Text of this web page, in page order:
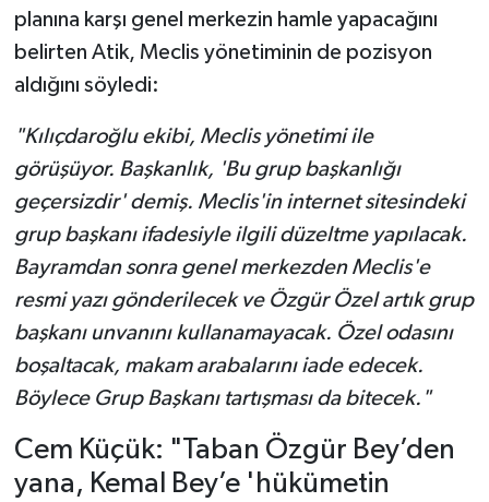
planına karşı genel merkezin hamle yapacağını
belirten Atik, Meclis yönetiminin de pozisyon
aldığını söyledi:
"Kılıçdaroğlu ekibi, Meclis yönetimi ile
görüşüyor. Başkanlık, 'Bu grup başkanlığı
geçersizdir' demiş. Meclis'in internet sitesindeki
grup başkanı ifadesiyle ilgili düzeltme yapılacak.
Bayramdan sonra genel merkezden Meclis'e
resmi yazı gönderilecek ve Özgür Özel artık grup
başkanı unvanını kullanamayacak. Özel odasını
boşaltacak, makam arabalarını iade edecek.
Böylece Grup Başkanı tartışması da bitecek."
Cem Küçük: "Taban Özgür Bey’den
yana, Kemal Bey’e 'hükümetin